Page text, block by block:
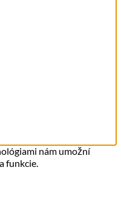
nám umožní
funkcie.